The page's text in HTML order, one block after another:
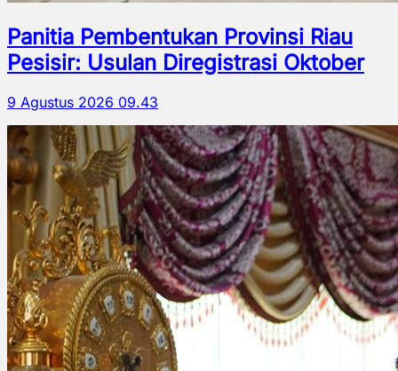
Panitia Pembentukan Provinsi Riau
Pesisir: Usulan Diregistrasi Oktober
9 Agustus 2026 09.43